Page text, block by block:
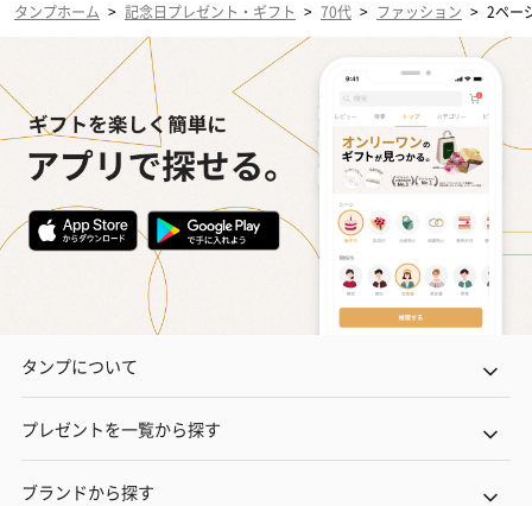
タンプホーム > 記念日プレゼント・ギフト > 70代 > ファッション > 2ペー
タンプについて
プレゼントを一覧から探す
ブランドから探す